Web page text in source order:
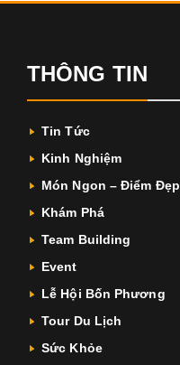
THÔNG TIN
Tin Tức
Kinh Nghiệm
Món Ngon – Điểm Đẹp
Khám Phá
Team Building
Event
Lễ Hội Bốn Phương
Tour Du Lịch
Sức Khỏe